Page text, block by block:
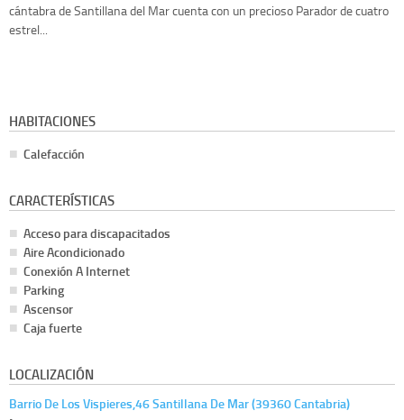
cántabra de Santillana del Mar cuenta con un precioso Parador de cuatro
estrel...
HABITACIONES
Calefacción
CARACTERÍSTICAS
Acceso para discapacitados
Aire Acondicionado
Conexión A Internet
Parking
Ascensor
Caja fuerte
LOCALIZACIÓN
Barrio De Los Vispieres,46 Santillana De Mar (39360 Cantabria)